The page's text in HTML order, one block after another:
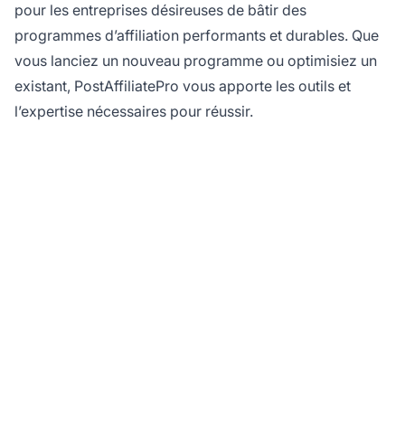
pour les entreprises désireuses de bâtir des
programmes d’affiliation performants et durables. Que
vous lanciez un nouveau programme ou optimisiez un
existant, PostAffiliatePro vous apporte les outils et
l’expertise nécessaires pour réussir.